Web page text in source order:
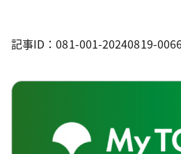
記事ID：081-001-20240819-